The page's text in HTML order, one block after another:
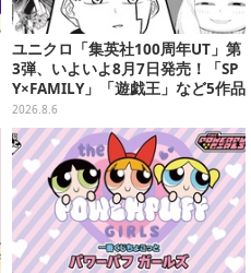
ユニクロ「集英社100周年UT」第
3弾、いよいよ8月7日発売！「SP
Y×FAMILY」「遊戯王」など5作品
をデザイン
2026.8.6